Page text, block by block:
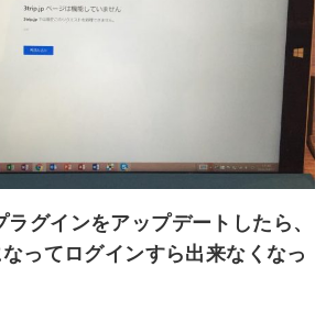
グインをアップデートしたら、
ってログインすら出来なくなっ